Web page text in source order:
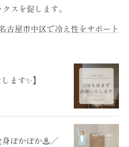
スを促します。
古屋市中区で冷え性をサポート
ます✨】
ぽかぽか♨️／